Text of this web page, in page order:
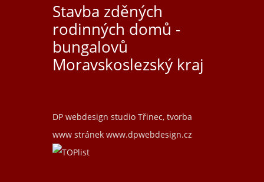
Stavba zděných
rodinných domů -
bungalovů
Moravskoslezský kraj
DP webdesign studio Třinec, tvorba
www stránek www.dpwebdesign.cz